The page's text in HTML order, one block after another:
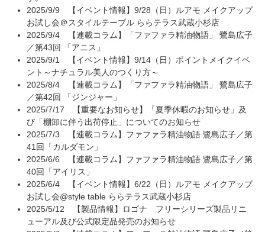
2025/9/9
【イベント情報】9/28（日）ルアモ メイクアップ
お試し会＠スタイルテーブル ららテラス武蔵小杉店
2025/9/4
【連載コラム】「ファファラ精油物語」 鷺島広子
／第43回 「アニス」
2025/9/1
【イベント情報】9/14（日）ポイントメイクイベ
ント～ナチュラル美人のつくり方～
2025/8/4
【連載コラム】「ファファラ精油物語」 鷺島広子
／第42回 「ジンジャー」
2025/7/17
【重要なお知らせ】「夏季休暇のお知らせ」及
び「棚卸に伴う出荷停止」についてのお知らせ
2025/7/3
【連載コラム】ファファラ精油物語 鷺島広子／第
41回「カルダモン」
2025/6/6
【連載コラム】ファファラ精油物語 鷺島広子／第
40回「アイリス」
2025/6/4
【イベント情報】6/22（日）ルアモ メイクアップ
お試し会@style table ららテラス武蔵小杉店
2025/5/12
【製品情報】ロゴナ フリーシリーズ製品リニ
ューアル及び公式限定品発売のお知らせ